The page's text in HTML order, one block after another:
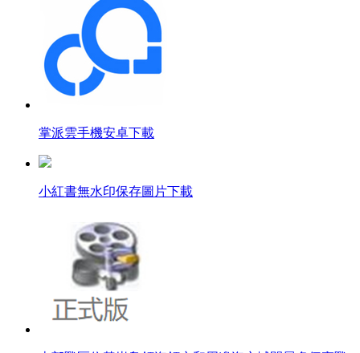
掌派雲手機安卓下載
小紅書無水印保存圖片下載